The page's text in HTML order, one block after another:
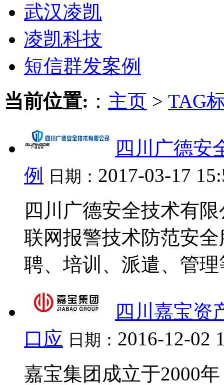
武汉凌凯
凌凯科技
短信群发案例
当前位置: ： 主页 > TAG
四川广德安
例
日期： 2017-03-17
四川广德安全技术有
联网报警技术防范安
聘、培训、派遣、管
四川嘉宝资
口应 日期： 2016-12-02
嘉宝集团成立于2000